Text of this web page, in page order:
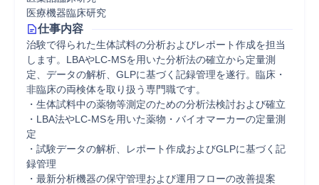
医療機器臨床研究
仕事内容
治験で得られた生体試料の分析およびレポート作成を担当
します。LBAやLC-MSを用いた分析法の確立から定量測
定、データの解析、GLPに基づく記録管理を遂行。臨床・
非臨床の両検体を取り扱う専門職です。
・生体試料中の薬物等測定のための分析法検討および確立
・LBA法やLC-MSを用いた薬物・バイオマーカーの定量測
定
・試験データの解析、レポート作成およびGLPに基づく記
録管理
・最新分析機器の保守管理および運用フローの改善提案